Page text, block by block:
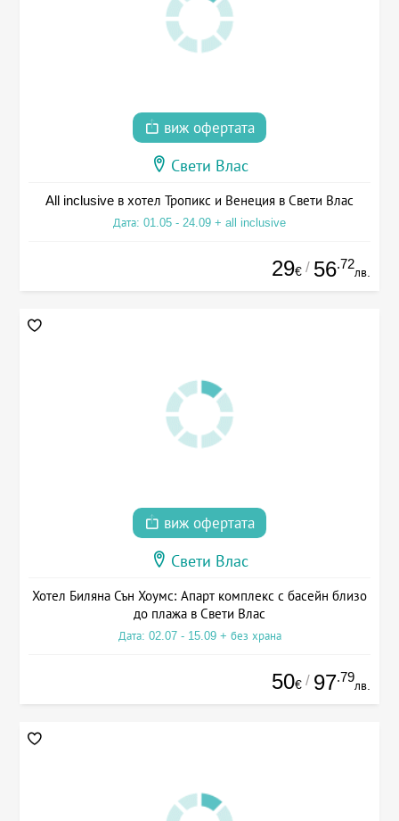
виж офертата
Свети Влас
All inclusive в хотел Тропикс и Венеция в Свети Влас
Дата: 01.05 - 24.09 + all inclusive
29€ / 56.72
лв.
виж офертата
Свети Влас
Хотел Биляна Сън Хоумс: Апарт комплекс с басейн близо
до плажа в Свети Влас
Дата: 02.07 - 15.09 + без храна
50€ / 97.79
лв.